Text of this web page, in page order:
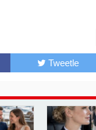
Tweetle